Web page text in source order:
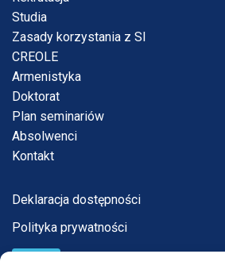
Studia
Zasady korzystania z SI
CREOLE
Armenistyka
Doktorat
Plan seminariów
Absolwenci
Kontakt
Deklaracja dostępności
Polityka prywatności